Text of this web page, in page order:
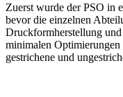
Zuerst wurde der PSO in
bevor die einzelnen
Druckformherstellung
minimalen
gestrichene und